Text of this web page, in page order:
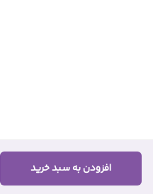
افزودن به سبد خرید